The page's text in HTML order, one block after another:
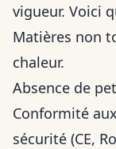
vigueur. Voici
Matières non
chaleur.
Absence de
Conformité
sécurité (CE,